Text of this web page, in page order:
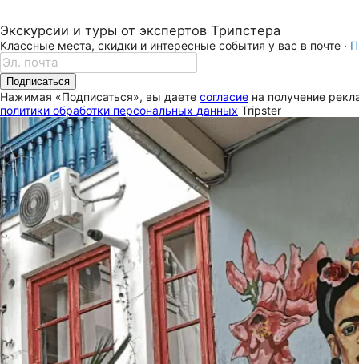
Экскурсии и туры от экспертов Трипстера
Классные места, скидки и интересные события у вас в почте ·
Подписаться
Нажимая «Подписаться», вы даете согласие на получение
политики обработки персональных данных Tripster